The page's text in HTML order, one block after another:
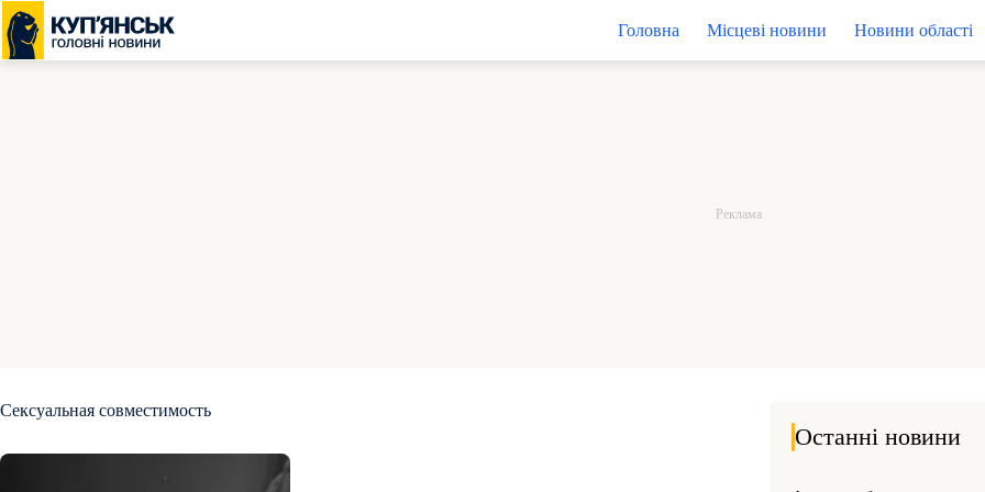
Перейти
до
вмісту
Головна Місцеві новини Новини області
Сексуальная совместимость
Останні новини